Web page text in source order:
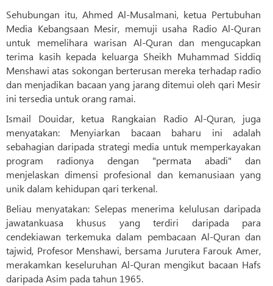
Sehubungan itu, Ahmed Al-Musalmani, ketua Pertubuhan
Media Kebangsaan Mesir, memuji usaha Radio Al-Quran
untuk memelihara warisan Al-Quran dan mengucapkan
terima kasih kepada keluarga Sheikh Muhammad Siddiq
Menshawi atas sokongan berterusan mereka terhadap radio
dan menjadikan bacaan yang jarang ditemui oleh qari Mesir
ini tersedia untuk orang ramai.
Ismail Douidar, ketua Rangkaian Radio Al-Quran, juga
menyatakan: Menyiarkan bacaan baharu ini adalah
sebahagian daripada strategi media untuk memperkayakan
program radionya dengan "permata abadi" dan
menjelaskan dimensi profesional dan kemanusiaan yang
unik dalam kehidupan qari terkenal.
Beliau menyatakan: Selepas menerima kelulusan daripada
jawatankuasa khusus yang terdiri daripada para
cendekiawan terkemuka dalam pembacaan Al-Quran dan
tajwid, Profesor Menshawi, bersama Jurutera Farouk Amer,
merakamkan keseluruhan Al-Quran mengikut bacaan Hafs
daripada Asim pada tahun 1965.